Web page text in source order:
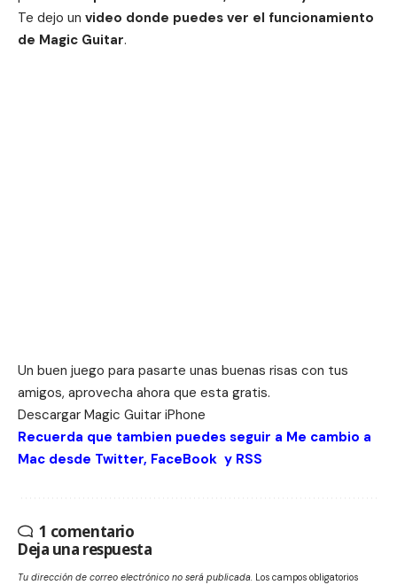
Te dejo un video donde puedes ver el funcionamiento
de Magic Guitar.
Un buen juego para pasarte unas buenas risas con tus
amigos, aprovecha ahora que esta gratis.
Descargar Magic Guitar iPhone
Recuerda que tambien puedes seguir a Me cambio a
Mac desde Twitter, FaceBook y RSS
1 comentario
Deja una respuesta
Tu dirección de correo electrónico no será publicada. Los campos obligatorios